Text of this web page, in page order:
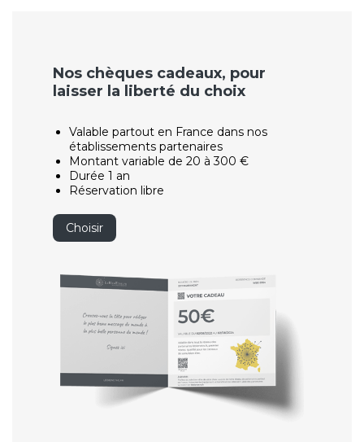
Nos chèques cadeaux, pour
laisser la liberté du choix
Valable partout en France dans nos
établissements partenaires
Montant variable de 20 à 300 €
Durée 1 an
Réservation libre
Choisir